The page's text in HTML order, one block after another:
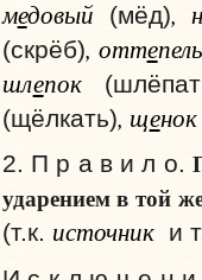
медовый (мёд),
(скрёб), оттепель
шлепок
(щёлкать), щенок
2. П р а в и л о.
ударением в той
(т.к. источники